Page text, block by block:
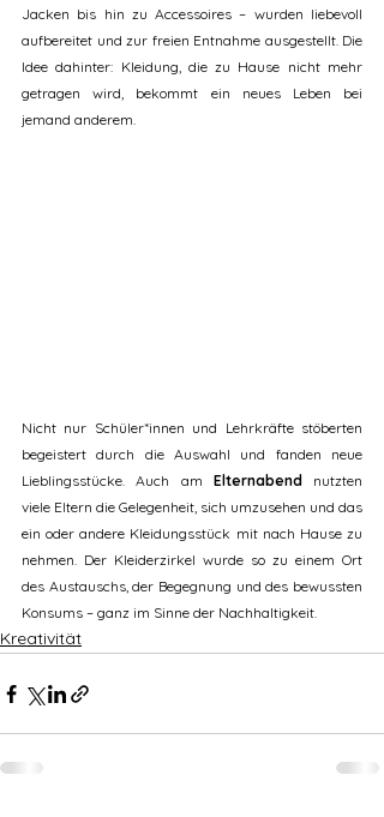
Jacken bis hin zu Accessoires – wurden liebevoll
aufbereitet und zur freien Entnahme ausgestellt. Die
Idee dahinter: Kleidung, die zu Hause nicht mehr
getragen wird, bekommt ein neues Leben bei
jemand anderem.
Nicht nur Schüler*innen und Lehrkräfte stöberten
begeistert durch die Auswahl und fanden neue
Lieblingsstücke. Auch am Elternabend nutzten
viele Eltern die Gelegenheit, sich umzusehen und das
ein oder andere Kleidungsstück mit nach Hause zu
nehmen. Der Kleiderzirkel wurde so zu einem Ort
des Austauschs, der Begegnung und des bewussten
Konsums – ganz im Sinne der Nachhaltigkeit.
Kreativität